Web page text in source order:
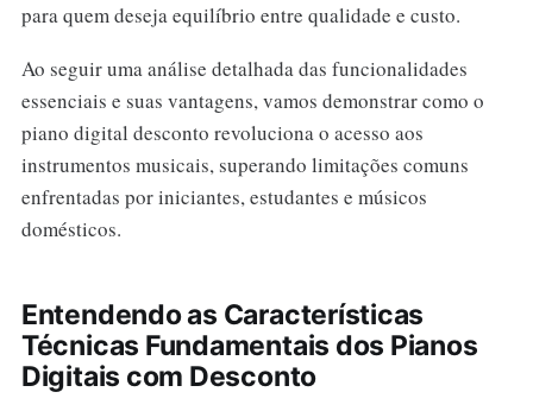
para quem deseja equilíbrio entre qualidade e custo.
Ao seguir uma análise detalhada das funcionalidades
essenciais e suas vantagens, vamos demonstrar como o
piano digital desconto revoluciona o acesso aos
instrumentos musicais, superando limitações comuns
enfrentadas por iniciantes, estudantes e músicos
domésticos.
Entendendo as Características
Técnicas Fundamentais dos Pianos
Digitais com Desconto